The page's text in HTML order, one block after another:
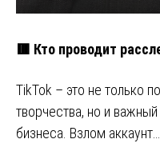
🟥 Кто проводит
TikTok – это не только
творчества, но и
бизнеса. Взлом аккаунт…